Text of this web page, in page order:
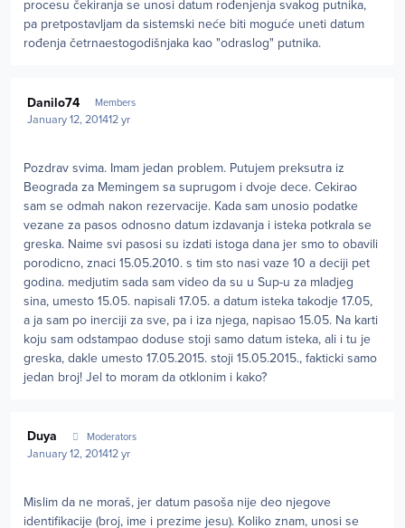
procesu čekiranja se unosi datum rođenjenja svakog putnika,
pa pretpostavljam da sistemski neće biti moguće uneti datum
rođenja četrnaestogodišnjaka kao "odraslog" putnika.
Danilo74 Members
January 12, 201412 yr
Pozdrav svima. Imam jedan problem. Putujem preksutra iz
Beograda za Memingem sa suprugom i dvoje dece. Cekirao
sam se odmah nakon rezervacije. Kada sam unosio podatke
vezane za pasos odnosno datum izdavanja i isteka potkrala se
greska. Naime svi pasosi su izdati istoga dana jer smo to obavili
porodicno, znaci 15.05.2010. s tim sto nasi vaze 10 a deciji pet
godina. medjutim sada sam video da su u Sup-u za mladjeg
sina, umesto 15.05. napisali 17.05. a datum isteka takodje 17.05,
a ja sam po inerciji za sve, pa i iza njega, napisao 15.05. Na karti
koju sam odstampao doduse stoji samo datum isteka, ali i tu je
greska, dakle umesto 17.05.2015. stoji 15.05.2015., fakticki samo
jedan broj! Jel to moram da otklonim i kako?
Duya Moderators
January 12, 201412 yr
Mislim da ne moraš, jer datum pasoša nije deo njegove
identifikacije (broj, ime i prezime jesu). Koliko znam, unosi se